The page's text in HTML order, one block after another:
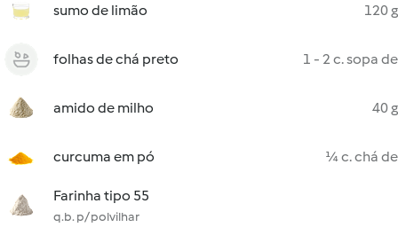
sumo de limão 120 g
folhas de chá preto 1 - 2 c. sopa de
amido de milho 40 g
curcuma em pó ¼ c. chá de
Farinha tipo 55
q.b. p/ polvilhar